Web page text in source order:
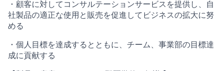
・顧客に対してコンサルテーションサービスを提供し、自
社製品の適正な使用と販売を促進してビジネスの拡大に努
める
・個人目標を達成するとともに、チーム、事業部の目標達
成に貢献する